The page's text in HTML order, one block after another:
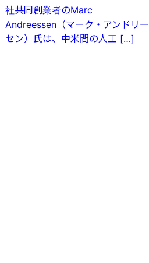
社共同創業者のMarc
Andreessen（マーク・アンドリー
セン）氏は、中米間の人工 […]